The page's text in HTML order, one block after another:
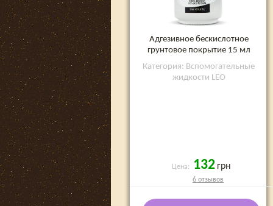
Адгезивное бескислотное
грунтовое покрытие 15 мл
Категория: Вспомогательные
жидкости LEO
Цена: 132 грн
6 отзывов